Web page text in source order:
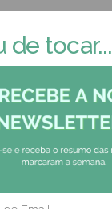
de tocar...